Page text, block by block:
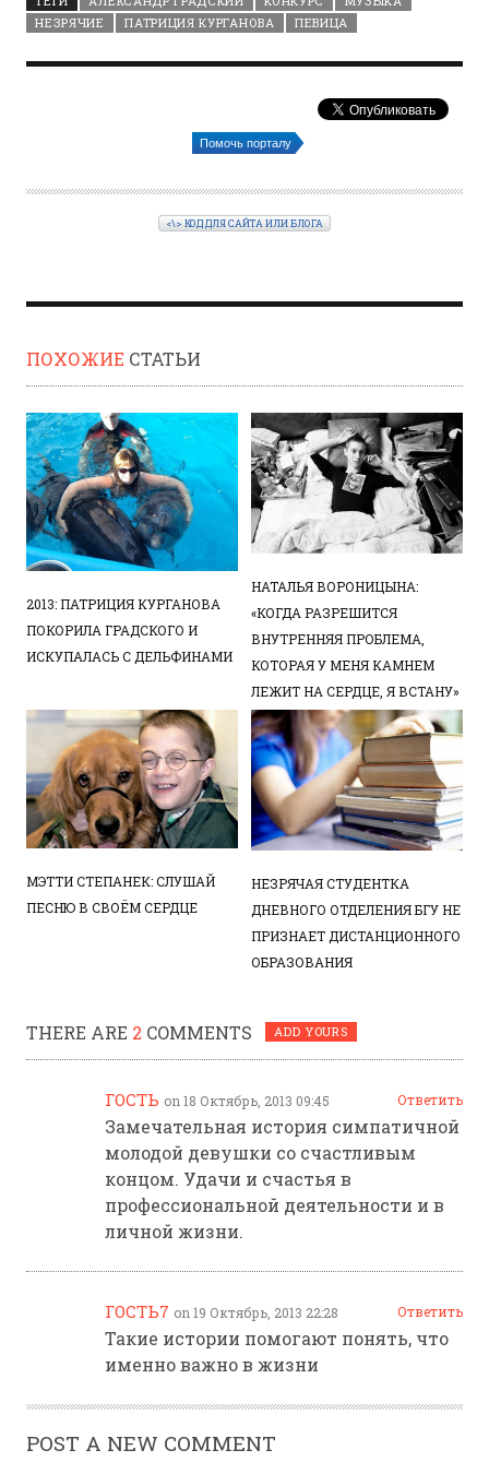
НЕЗРЯЧИЕ
ПАТРИЦИЯ КУРГАНОВА ПЕВИЦА
Помочь порталу
<\> КОД ДЛЯ САЙТА ИЛИ БЛОГА
ПОХОЖИЕ СТАТЬИ
2013: ПАТРИЦИЯ КУРГАНОВА
ПОКОРИЛА ГРАДСКОГО И
ИСКУПАЛАСЬ С ДЕЛЬФИНАМИ
НАТАЛЬЯ ВОРОНИЦЫНА:
«КОГДА РАЗРЕШИТСЯ
ВНУТРЕННЯЯ ПРОБЛЕМА,
КОТОРАЯ У МЕНЯ КАМНЕМ
ЛЕЖИТ НА СЕРДЦЕ, Я ВСТАНУ»
МЭТТИ СТЕПАНЕК: СЛУШАЙ
ПЕСНЮ В СВОЁМ СЕРДЦЕ
НЕЗРЯЧАЯ СТУДЕНТКА
ДНЕВНОГО ОТДЕЛЕНИЯ БГУ НЕ
ПРИЗНАЕТ ДИСТАНЦИОННОГО
ОБРАЗОВАНИЯ
THERE ARE 2 COMMENTS ADD YOURS
ГОСТЬ on 18 Октябрь, 2013 09:45 Ответить
Замечательная история симпатичной
молодой девушки со счастливым
концом. Удачи и счастья в
профессиональной деятельности и в
личной жизни.
ГОСТЬ7 on 19 Октябрь, 2013 22:28 Ответить
Такие истории помогают понять, что
именно важно в жизни
POST A NEW COMMENT